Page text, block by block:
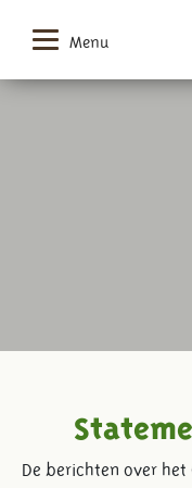
Menu
De berichten over